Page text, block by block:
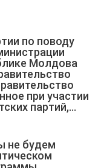
по поводу
Молдова
при участии
партий,…
не будем